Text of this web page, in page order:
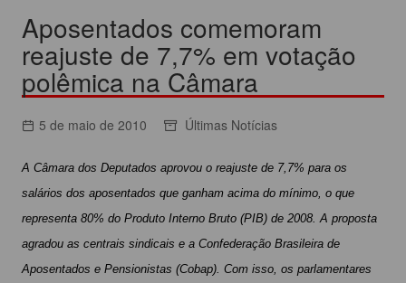
Aposentados comemoram
reajuste de 7,7% em votação
polêmica na Câmara
5 de maio de 2010 Últimas Notícias
A Câmara dos Deputados aprovou o reajuste de 7,7% para os
salários dos aposentados que ganham acima do mínimo, o que
representa 80% do Produto Interno Bruto (PIB) de 2008. A proposta
agradou as centrais sindicais e a Confederação Brasileira de
Aposentados e Pensionistas (Cobap). Com isso, os parlamentares